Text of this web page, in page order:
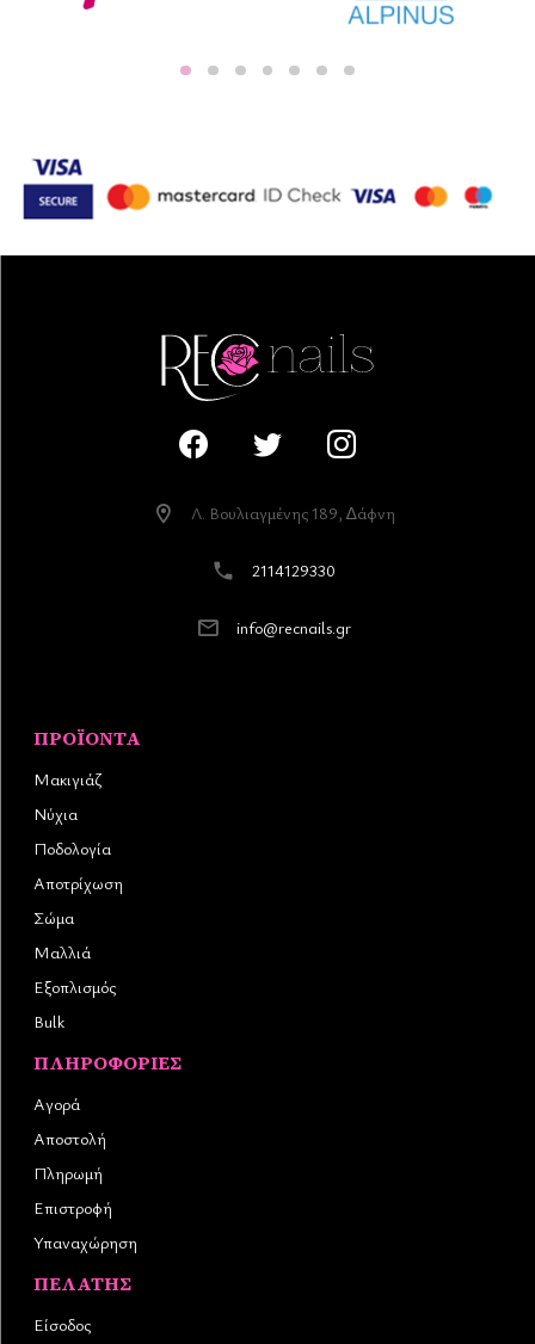
Λ. Βουλιαγµένης 189, ∆άφνη
2114129330
info@recnails.gr
ΠΡΟΪΌΝΤΑ
Μακιγιάζ
Νύχια
Ποδολογία
Αποτρίχωση
Σώμα
Μαλλιά
Εξοπλισμός
Bulk
ΠΛΗΡΟΦΟΡΊΕΣ
Αγορά
Αποστολή
Πληρωμή
Επιστροφή
Υπαναχώρηση
ΠΕΛΆΤΗΣ
Είσοδος